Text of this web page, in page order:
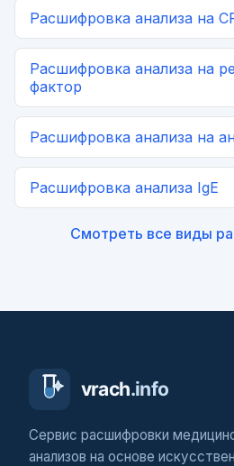
Расшифровка анализа на
Расшифровка анализа на
фактор
Расшифровка анализа на
Расшифровка анализа IgE
Смотреть все виды
Сервис расшифровки
анализов на основе